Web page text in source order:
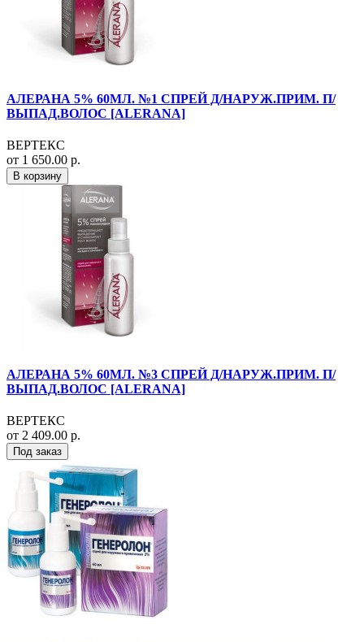
АЛЕРАНА 5% 60МЛ. №1 СПРЕЙ Д/НАРУЖ.ПРИМ. П/
ВЫПАД.ВОЛОС [ALERANA]
ВЕРТЕКС
от 1 650.00 р.
В корзину
АЛЕРАНА 5% 60МЛ. №3 СПРЕЙ Д/НАРУЖ.ПРИМ. П/
ВЫПАД.ВОЛОС [ALERANA]
ВЕРТЕКС
от 2 409.00 р.
Под заказ